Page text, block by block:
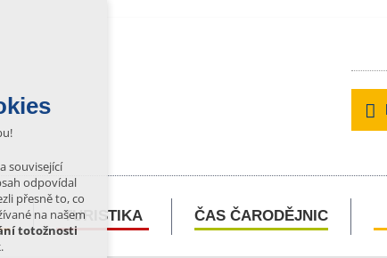
TURISTIKA ČAS ČARODĚJNIC
související
odpovídal
přesně to, co
na našem
totožnosti
.